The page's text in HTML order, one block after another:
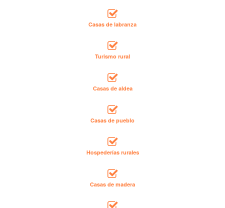
Casas de labranza
Turismo rural
Casas de aldea
Casas de pueblo
Hospederías rurales
Casas de madera